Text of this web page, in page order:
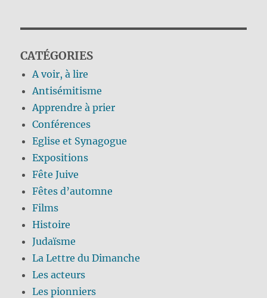
CATÉGORIES
A voir, à lire
Antisémitisme
Apprendre à prier
Conférences
Eglise et Synagogue
Expositions
Fête Juive
Fêtes d’automne
Films
Histoire
Judaïsme
La Lettre du Dimanche
Les acteurs
Les pionniers